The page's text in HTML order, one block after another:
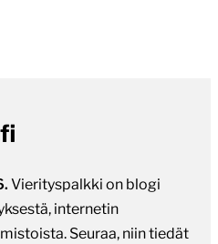
Vierityspalkki on blogi
internetin
Seuraa, niin tiedät